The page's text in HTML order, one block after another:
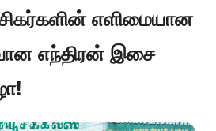
எளிமையான
எந்திரன் இசை